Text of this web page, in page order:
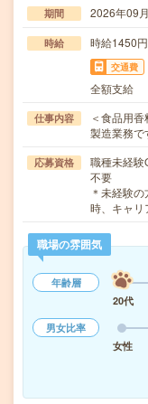
期間 2026年09
時給 時給1450
交通費
全額支給
仕事内容
＜食品用
製造業務
応募資格
職種未経験
不要
＊未経験
時、キャ
職場の雰囲気
年齢層
20代
男女比率
女性